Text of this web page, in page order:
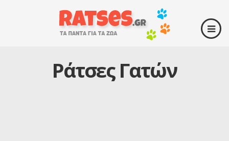
Ράτσες Γατών